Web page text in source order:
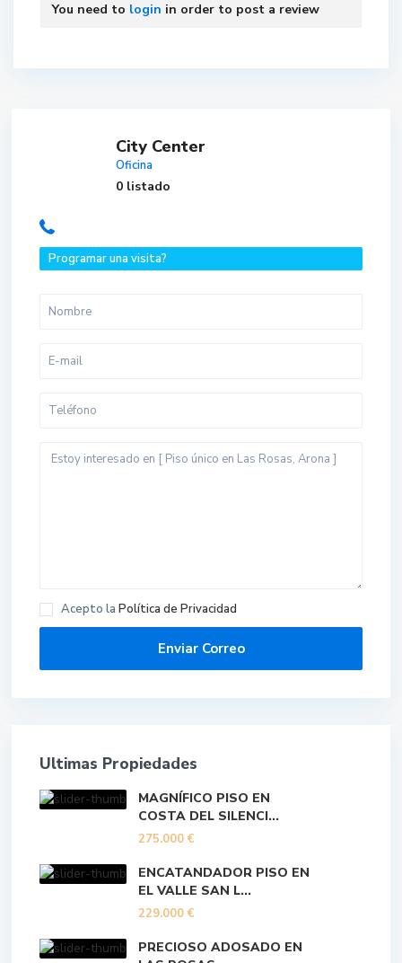
You need to login in order to post a review
City Center
Oficina
0 listado
Programar una visita?
Acepto la Política de Privacidad
Ultimas Propiedades
MAGNÍFICO PISO EN
COSTA DEL SILENCI...
275.000 €
ENCATANDADOR PISO EN
EL VALLE SAN L...
229.000 €
PRECIOSO ADOSADO EN